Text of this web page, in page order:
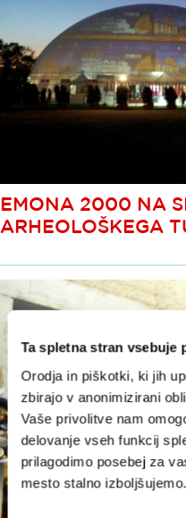
Ta spletna stran vsebuje
Orodja in piškotki, ki jih
zbirajo v anonimizirani
Vaše privolitve nam
delovanje vseh funkcij
prilagodimo posebej za
mesto stalno izboljšujemo.
EMONA 2000 NA
ARHEOLOŠKEGA